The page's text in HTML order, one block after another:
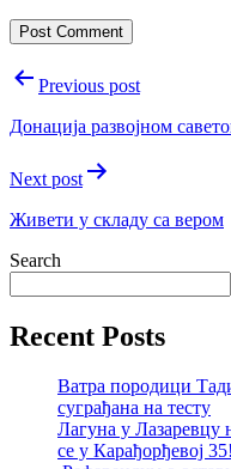
PostPrevious post
Донација развојном
Next post
Живети у складу са вером
Search
Recent Posts
Ватра породици
суграђана на тесту
Лагуна у Лазаревцу
се у Карађорђевој 35!